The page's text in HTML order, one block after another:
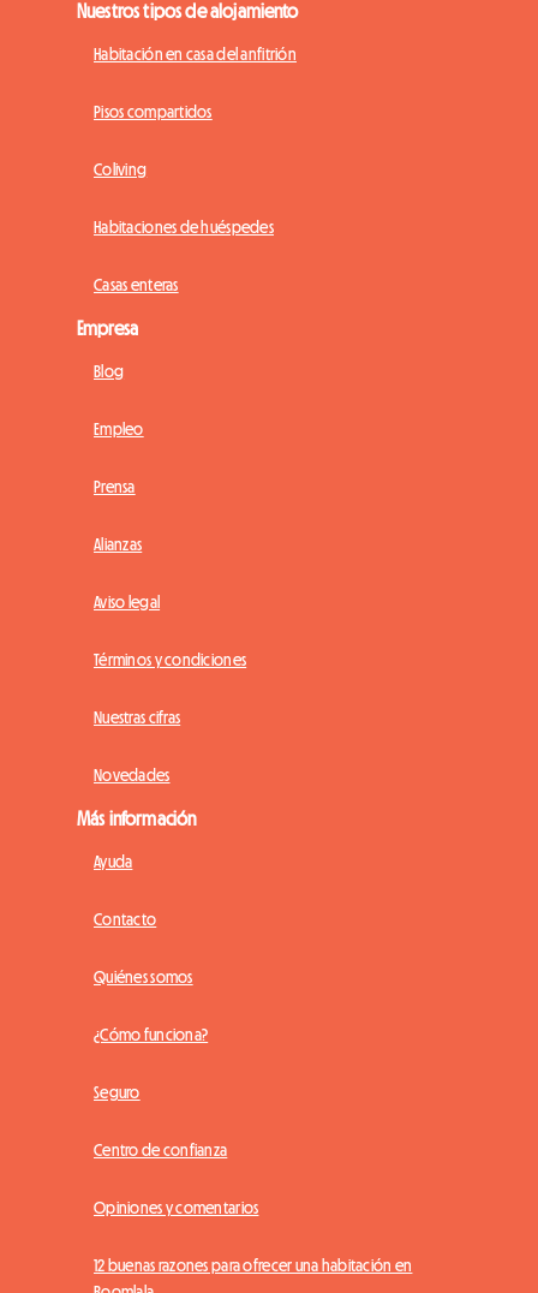
Nuestros tipos de alojamiento
Habitación en casa del anfitrión
Pisos compartidos
Coliving
Habitaciones de huéspedes
Casas enteras
Empresa
Blog
Empleo
Prensa
Alianzas
Aviso legal
Términos y condiciones
Nuestras cifras
Novedades
Más información
Ayuda
Contacto
Quiénes somos
¿Cómo funciona?
Seguro
Centro de confianza
Opiniones y comentarios
12 buenas razones para ofrecer una habitación en